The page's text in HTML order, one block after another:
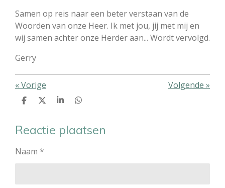
Samen op reis naar een beter verstaan van de
Woorden van onze Heer. Ik met jou, jij met mij en
wij samen achter onze Herder aan... Wordt vervolgd.
Gerry
«Vorige Volgende »
D
e
n
D
l
S
r
e
D
e
n
Reactie plaatsen
Naam *